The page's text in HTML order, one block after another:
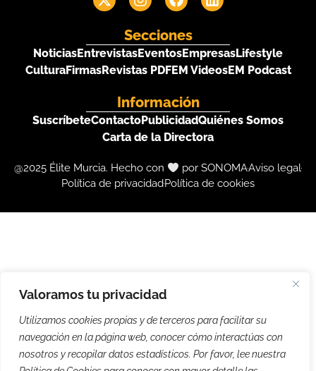
Valoramos tu privacidad
Utilizamos cookies propias y de terceros para facilitar su
navegación en la página web, conocer cómo interactúas con
nosotros y recopilar datos estadísticos. Por favor, lee nuestra
Secciones
NoticiasEntrevistasEventosEmpresasLifestyle
CulturaFirmasRevistas PDFEM VideosEM Podcast
Información
SuscríbeteContactoPublicidadQuiénes Somos
Carta de la Directora
@2025 Élite Murcia. Hecho con por SONOMAAviso legal
Política de privacidadPolítica de cookies